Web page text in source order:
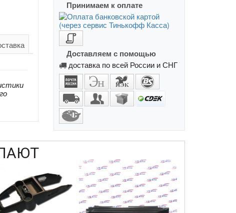
Принимаем к оплате
Доставляем с помощью
доставка по всей России и СНГ